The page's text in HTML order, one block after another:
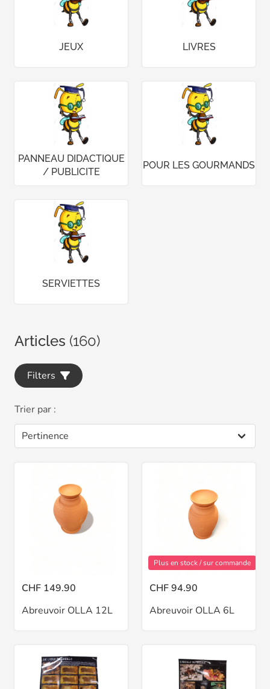
JEUX LIVRES
PANNEAU DIDACTIQUE
/ PUBLICITE
POUR LES GOURMANDS
SERVIETTES
Articles (160)
Filters
Trier par :
CHF 149.90
Abreuvoir OLLA 12L
Plus en stock / sur commande
CHF 94.90
Abreuvoir OLLA 6L